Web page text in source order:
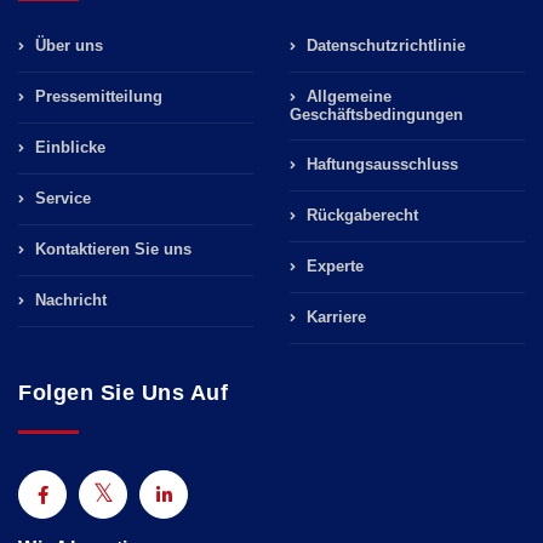
Über uns
Pressemitteilung
Einblicke
Service
Kontaktieren Sie uns
Nachricht
Datenschutzrichtlinie
Allgemeine
Geschäftsbedingungen
Haftungsausschluss
Rückgaberecht
Experte
Karriere
Folgen Sie Uns Auf